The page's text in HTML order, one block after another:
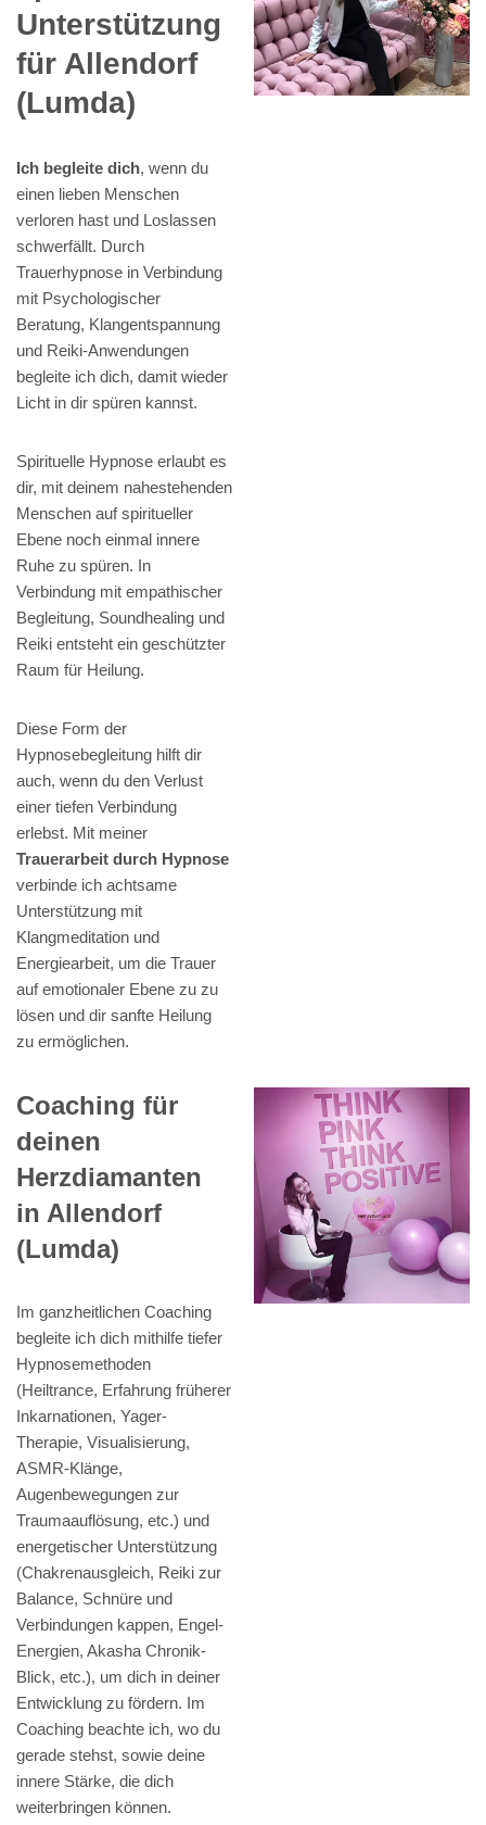
Unterstützung
für Allendorf
(Lumda)
Ich begleite dich, wenn du
einen lieben Menschen
verloren hast und Loslassen
schwerfällt. Durch
Trauerhypnose in Verbindung
mit Psychologischer
Beratung, Klangentspannung
und Reiki-Anwendungen
begleite ich dich, damit wieder
Licht in dir spüren kannst.
Spirituelle Hypnose erlaubt es
dir, mit deinem nahestehenden
Menschen auf spiritueller
Ebene noch einmal innere
Ruhe zu spüren. In
Verbindung mit empathischer
Begleitung, Soundhealing und
Reiki entsteht ein geschützter
Raum für Heilung.
Diese Form der
Hypnosebegleitung hilft dir
auch, wenn du den Verlust
einer tiefen Verbindung
erlebst. Mit meiner
Trauerarbeit durch Hypnose
verbinde ich achtsame
Unterstützung mit
Klangmeditation und
Energiearbeit, um die Trauer
auf emotionaler Ebene zu zu
lösen und dir sanfte Heilung
zu ermöglichen.
Coaching für
deinen
Herzdiamanten
in Allendorf
(Lumda)
Im ganzheitlichen Coaching
begleite ich dich mithilfe tiefer
Hypnosemethoden
(Heiltrance, Erfahrung früherer
Inkarnationen, Yager-
Therapie, Visualisierung,
ASMR-Klänge,
Augenbewegungen zur
Traumaauflösung, etc.) und
energetischer Unterstützung
(Chakrenausgleich, Reiki zur
Balance, Schnüre und
Verbindungen kappen, Engel-
Energien, Akasha Chronik-
Blick, etc.), um dich in deiner
Entwicklung zu fördern. Im
Coaching beachte ich, wo du
gerade stehst, sowie deine
innere Stärke, die dich
weiterbringen können.